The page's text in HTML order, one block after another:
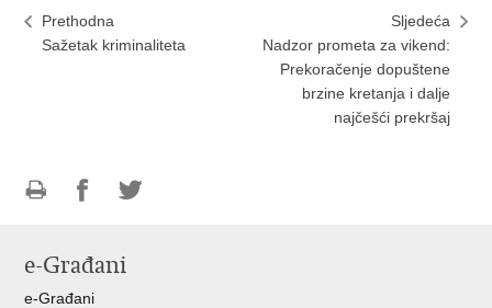
Prethodna
Sažetak kriminaliteta
Sljedeća
Nadzor prometa za vikend:
Prekoračenje dopuštene
brzine kretanja i dalje
najčešći prekršaj
FacebookuTwitteru
e-Građani
e-Građani